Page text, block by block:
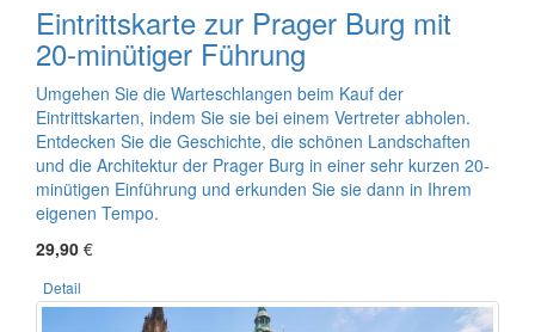
Eintrittskarte zur Prager Burg mit
20-minütiger Führung
Umgehen Sie die Warteschlangen beim Kauf der
Eintrittskarten, indem Sie sie bei einem Vertreter abholen.
Entdecken Sie die Geschichte, die schönen Landschaften
und die Architektur der Prager Burg in einer sehr kurzen 20-
minütigen Einführung und erkunden Sie sie dann in Ihrem
eigenen Tempo.
29,90 €
Detail